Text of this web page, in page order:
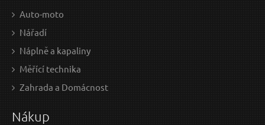
Auto-moto
Nářadí
Náplně a kapaliny
Měřící technika
Zahrada a Domácnost
Nákup